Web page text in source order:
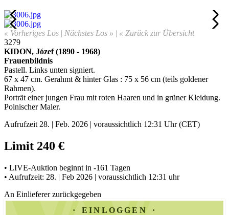
« Vorheriges Los | Nächstes Los » | « Zurück zur Übersicht
3279
KIDON, Józef (1890 - 1968)
Frauenbildnis
Pastell. Links unten signiert.
67 x 47 cm. Gerahmt & hinter Glas : 75 x 56 cm (teils goldener
Rahmen).
Porträt einer jungen Frau mit roten Haaren und in grüner Kleidung.
Polnischer Maler.
Aufrufzeit 28. | Feb. 2026 | voraussichtlich 12:31 Uhr (CET)
Limit 240 €
• LIVE-Auktion beginnt in -161 Tagen
• Aufrufzeit: 28. | Feb 2026 | voraussichtlich 12:31 uhr
An Einlieferer zurückgegeben
EINLOGGEN